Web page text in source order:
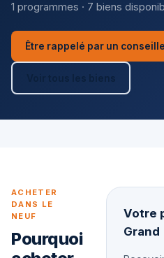
1 programmes · 7 biens
Être rappelé par un
Voir tous les biens
ACHETER
DANS LE
NEUF
Pourquoi
Votre
Grand